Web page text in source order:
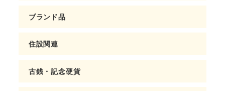
ブランド品
住設関連
古銭・記念硬貨